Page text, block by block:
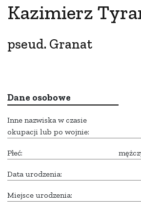
Kazimierz
pseud. Granat
Dane osobowe
Inne nazwiska w czasie
okupacji lub po wojnie:
Płeć:
Data urodzenia:
Miejsce urodzenia: